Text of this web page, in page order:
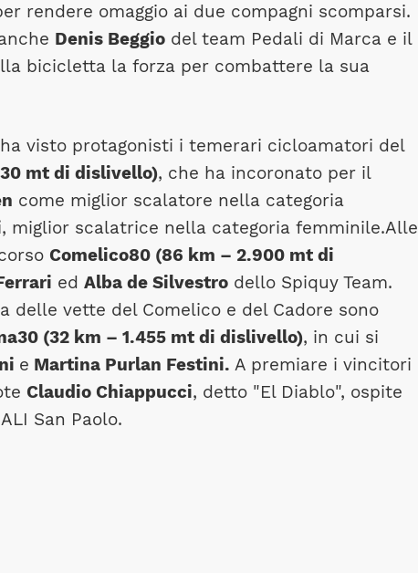
rendere omaggio ai due compagni scomparsi.
Denis Beggio del team Pedali di Marca e il
bicicletta la forza per combattere la sua
visto protagonisti i temerari cicloamatori del
mt di dislivello), che ha incoronato per il
come miglior scalatore nella categoria
, miglior scalatrice nella categoria femminile.Alle
Comelico80 (86 km – 2.900 mt di
ed Alba de Silvestro dello Spiquy Team.
vette del Comelico e del Cadore sono
(32 km – 1.455 mt di dislivello), in cui si
e Martina Purlan Festini. A premiare i vincitori
Claudio Chiappucci, detto "El Diablo", ospite
San Paolo.